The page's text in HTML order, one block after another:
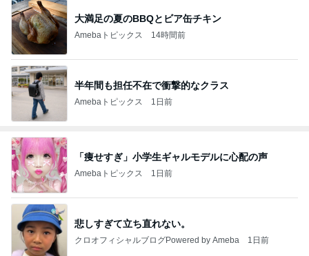
大満足の夏のBBQとビア缶チキン
Amebaトピックス 14時間前
半年間も担任不在で衝撃的なクラス
Amebaトピックス 1日前
「痩せすぎ」小学生ギャルモデルに心配の声
Amebaトピックス 1日前
悲しすぎて立ち直れない。
クロオフィシャルブログPowered by Ameba 1日前